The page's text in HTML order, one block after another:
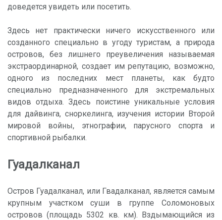
доведется увидеть или посетить.
Здесь нет практически ничего искусственного или
созданного специально в угоду туристам, а природа
островов, без лишнего преувеличения называемая
экстраординарной, создает им репутацию, возможно,
одного из последних мест планеты, как будто
специально предназначенного для экстремальных
видов отдыха. Здесь поистине уникальные условия
для дайвинга, сноркелинга, изучения истории Второй
мировой войны, этнографии, парусного спорта и
спортивной рыбалки.
Гуадалканал
Остров Гуадалканал, или Гвадалканал, является самым
крупным участком суши в группе Соломоновых
островов (площадь 5302 кв. км). Вздымающийся из